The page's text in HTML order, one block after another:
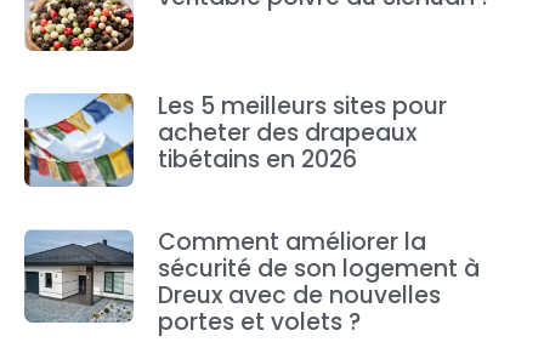
Les 5 meilleurs sites pour
acheter des drapeaux
tibétains en 2026
Comment améliorer la
sécurité de son logement à
Dreux avec de nouvelles
portes et volets ?